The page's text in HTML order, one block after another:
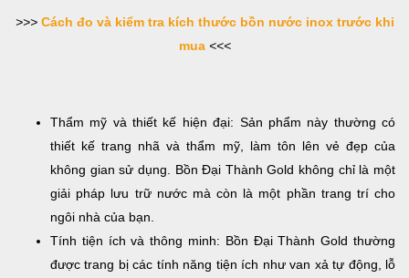
>>> Cách đo và kiểm tra kích thước bồn nước inox trước khi
mua <<<
Thẩm mỹ và thiết kế hiện đại: Sản phẩm này thường có
thiết kế trang nhã và thẩm mỹ, làm tôn lên vẻ đẹp của
không gian sử dụng. Bồn Đại Thành Gold không chỉ là một
giải pháp lưu trữ nước mà còn là một phần trang trí cho
ngôi nhà của bạn.
Tính tiện ích và thông minh: Bồn Đại Thành Gold thường
được trang bị các tính năng tiện ích như van xả tự động, lỗ